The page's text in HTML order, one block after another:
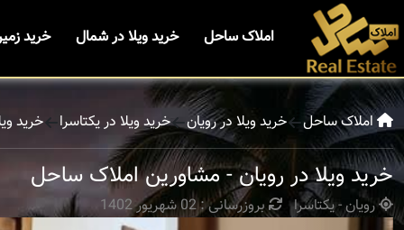
املاک ساحل خرید ویلا در شمال خرید
املاک ساحل خرید ویلا در رویان خرید ویلا در یکتاسرا خرید
خرید ویلا در رویان - مشاورین املاک ساحل
رویان - یکتاسرا بروزرسانی : 02 شهریور 1402